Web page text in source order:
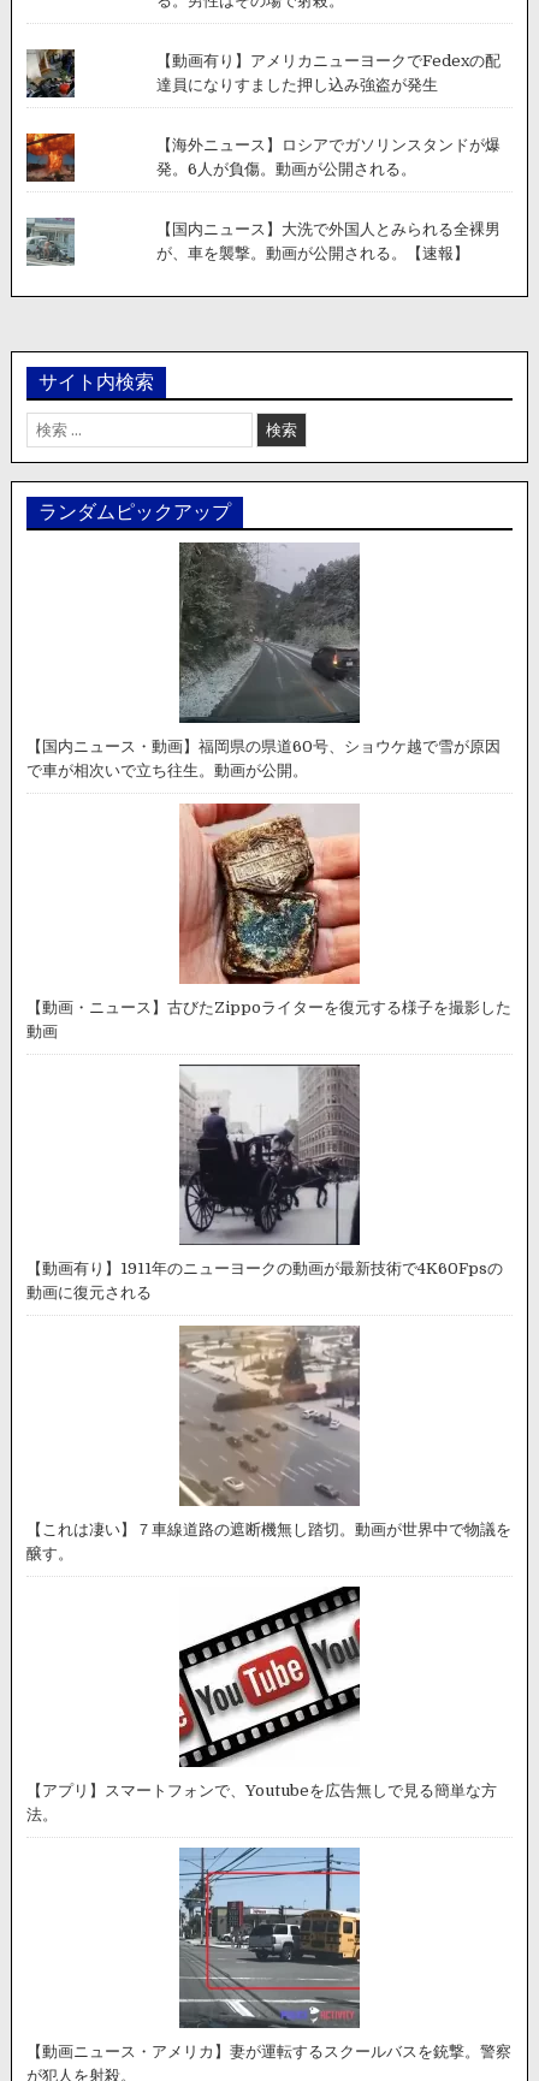
【動画有り】アメリカニューヨークでFedexの配
達員になりすました押し込み強盗が発生
【海外ニュース】ロシアでガソリンスタンドが爆
発。6人が負傷。動画が公開される。
【国内ニュース】大洗で外国人とみられる全裸男
が、車を襲撃。動画が公開される。【速報】
サイト内検索
検
索:
ランダムピックアップ
【国内ニュース・動画】福岡県の県道60号、ショウケ越で雪が原因
で車が相次いで立ち往生。動画が公開。
【動画・ニュース】古びたZippoライターを復元する様子を撮影した
動画
【動画有り】1911年のニューヨークの動画が最新技術で4K60Fpsの
動画に復元される
【これは凄い】７車線道路の遮断機無し踏切。動画が世界中で物議を
醸す。
【アプリ】スマートフォンで、Youtubeを広告無しで見る簡単な方
法。
【動画ニュース・アメリカ】妻が運転するスクールバスを銃撃。警察
が犯人を射殺。